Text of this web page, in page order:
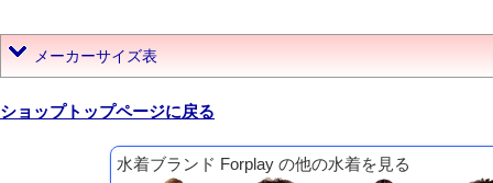
メーカーサイズ表
ショップトップページに戻る
水着ブランド Forplay の他の水着を見る